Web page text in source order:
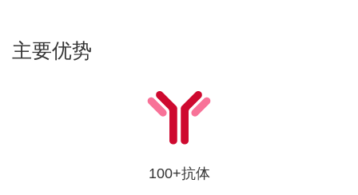
主要优势
100+抗体